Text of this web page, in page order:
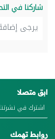
شاركنا في
ابق متصلا
روابط تهمك